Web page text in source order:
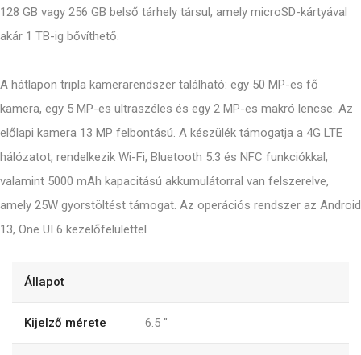
128 GB vagy 256 GB belső tárhely társul, amely microSD-kártyával
akár 1 TB-ig bővíthető.
A hátlapon tripla kamerarendszer található: egy 50 MP-es fő
kamera, egy 5 MP-es ultraszéles és egy 2 MP-es makró lencse. Az
előlapi kamera 13 MP felbontású. A készülék támogatja a 4G LTE
hálózatot, rendelkezik Wi-Fi, Bluetooth 5.3 és NFC funkciókkal,
valamint 5000 mAh kapacitású akkumulátorral van felszerelve,
amely 25W gyorstöltést támogat. Az operációs rendszer az Android
13, One UI 6 kezelőfelülettel​
Állapot
Kijelző mérete 6.5 "